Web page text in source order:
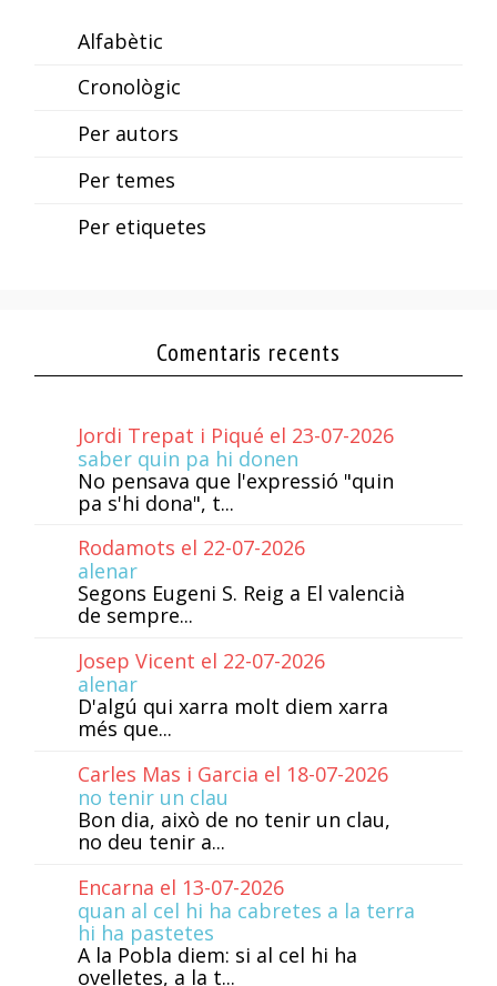
Alfabètic
Cronològic
Per autors
Per temes
Per etiquetes
Comentaris recents
Jordi Trepat i Piqué el 23-07-2026
saber quin pa hi donen
No pensava que l'expressió "quin
pa s'hi dona", t...
Rodamots el 22-07-2026
alenar
Segons Eugeni S. Reig a El valencià
de sempre...
Josep Vicent el 22-07-2026
alenar
D'algú qui xarra molt diem xarra
més que...
Carles Mas i Garcia el 18-07-2026
no tenir un clau
Bon dia, això de no tenir un clau,
no deu tenir a...
Encarna el 13-07-2026
quan al cel hi ha cabretes a la terra
hi ha pastetes
A la Pobla diem: si al cel hi ha
ovelletes, a la t...